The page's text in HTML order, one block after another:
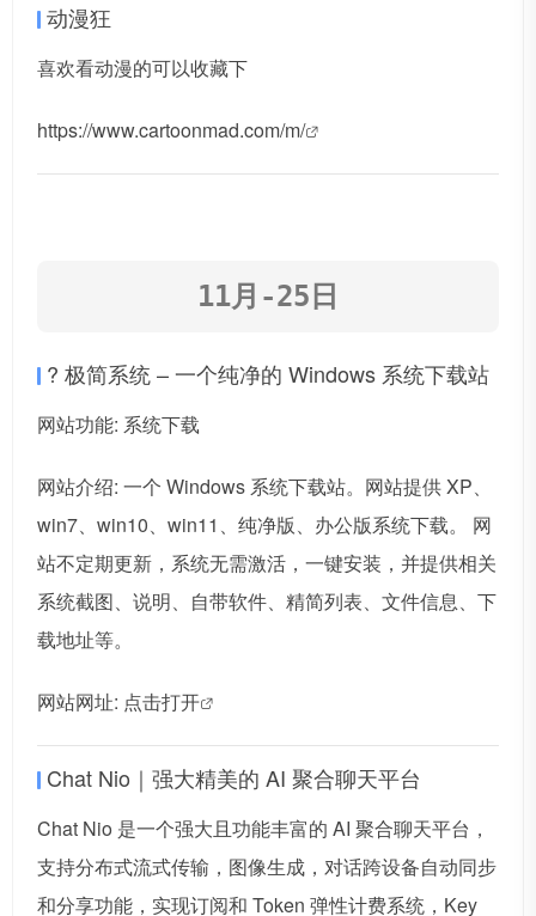
动漫狂
喜欢看动漫的可以收藏下
https://www.cartoonmad.com/m/
11月-25日
? 极简系统 – 一个纯净的 Windows 系统下载站
网站功能: 系统下载
网站介绍: 一个 Windows 系统下载站。网站提供 XP、
win7、win10、win11、纯净版、办公版系统下载。 网
站不定期更新，系统无需激活，一键安装，并提供相关
系统截图、说明、自带软件、精简列表、文件信息、下
载地址等。
网站网址: 点击打开
Chat Nio｜强大精美的 AI 聚合聊天平台
Chat Nio 是一个强大且功能丰富的 AI 聚合聊天平台，
支持分布式流式传输，图像生成，对话跨设备自动同步
和分享功能，实现订阅和 Token 弹性计费系统，Key